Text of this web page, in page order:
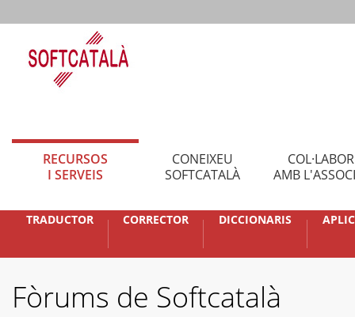
RECURSOS
I SERVEIS
CONEIXEU
SOFTCATALÀ
AMB
TRADUCTOR CORRECTOR DICCIONARIS
Fòrums de Softcatalà